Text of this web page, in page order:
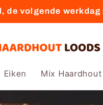
de volgende
Eiken Mix Haardhout